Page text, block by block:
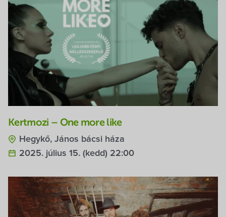
Kertmozi – One more like
Hegykő, János bácsi háza
2025. július 15. (kedd) 22:00